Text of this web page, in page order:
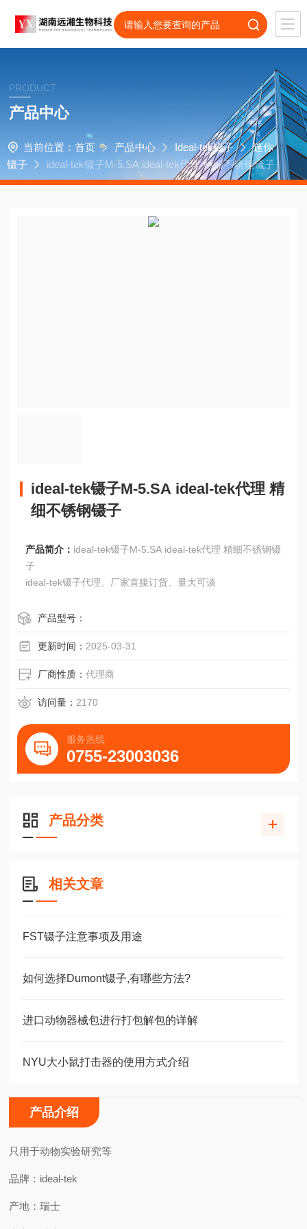
PRODUCT
产品中心
当前位置： 首页 产品中心 Ideal-tek镊子
迷你
镊子
ideal-tek镊子M-5.SA ideal-tek代理 精细不锈钢镊子
ideal-tek镊子M-5.SA ideal-tek代理 精
细不锈钢镊子
产品简介： ideal-tek镊子M-5.SA ideal-tek代理 精细不锈钢镊
子
ideal-tek镊子代理、厂家直接订货、量大可谈
产品型号：
更新时间： 2025-03-31
厂商性质：代理商
访问量： 2170
服务热线
0755-23003036
产品分类
相关文章
FST镊子注意事项及用途
如何选择Dumont镊子,有哪些方法?
进口动物器械包进行打包解包的详解
NYU大小鼠打击器的使用方式介绍
产品介绍
只用于动物实验研究等
品牌： ideal-tek
产地：瑞士